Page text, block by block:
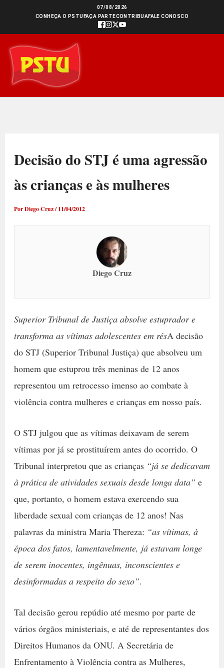
conteúdo
07/08/2026
CONHEÇA O PSTU FAÇA PARTECONTRIBUAFALE CONOSCO
Decisão do STJ é uma agressão
às crianças e às mulheres
PorDiego Cruz/11/04/2012
Diego Cruz
Superior Tribunal de Justiça absolve estuprador e
transforma as vítimas adolescentes em résA decisão
do STJ (Superior Tribunal Justiça) que absolveu um
homem que estuprou três meninas de 12 anos
representou um retrocesso imenso ao combate à
violência contra mulheres e crianças em nosso país.
O STJ julgou que as vítimas deixavam de serem
vítimas por já se prostituírem antes do ocorrido. O
Tribunal interpretou que as crianças “já se dedicavam
à prática de atividades sexuais desde longa data” e
que, portanto, o homem estava exercendo sua
liberdade sexual com crianças de 12 anos! Nas
palavras da ministra Maria Thereza: “as vítimas, à
época dos fatos, lamentavelmente, já estavam longe
de serem inocentes, ingênuas, inconscientes e
desinformadas a respeito do sexo”.
Tal decisão gerou repúdio até mesmo por parte de
vários órgãos ministeriais, e até de representantes dos
Direitos Humanos da ONU. A Secretária de
Enfrentamento à Violência contra as Mulheres,